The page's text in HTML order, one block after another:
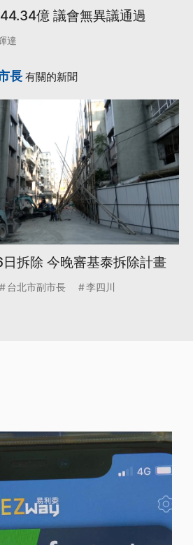
億 議會無異議通過
達
長 有關的新聞
拆除 今晚審基泰拆除計畫
台北市副市長 李四川